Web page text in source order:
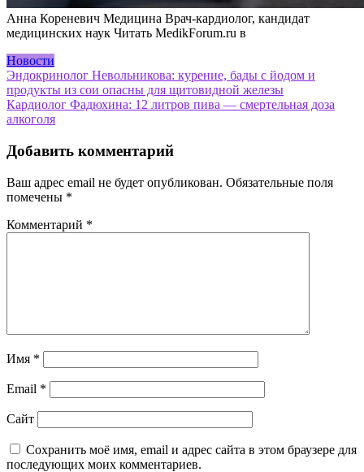
Анна Кореневич Медицина Врач-кардиолог, кандидат
медицинских наук Читать MedikForum.ru в
Новости
Навигация
по
записям
Эндокринолог Невольникова: курение, бады с йодом и
продукты из сои опасны для щитовидной железы
Кардиолог Фадюхина: 12 литров пива — смертельная доза
алкоголя
Добавить комментарий
Ваш адрес email не будет опубликован. Обязательные поля
помечены *
Комментарий *
Имя *
Email *
Сайт
Сохранить моё имя, email и адрес сайта в этом браузере для
последующих моих комментариев.